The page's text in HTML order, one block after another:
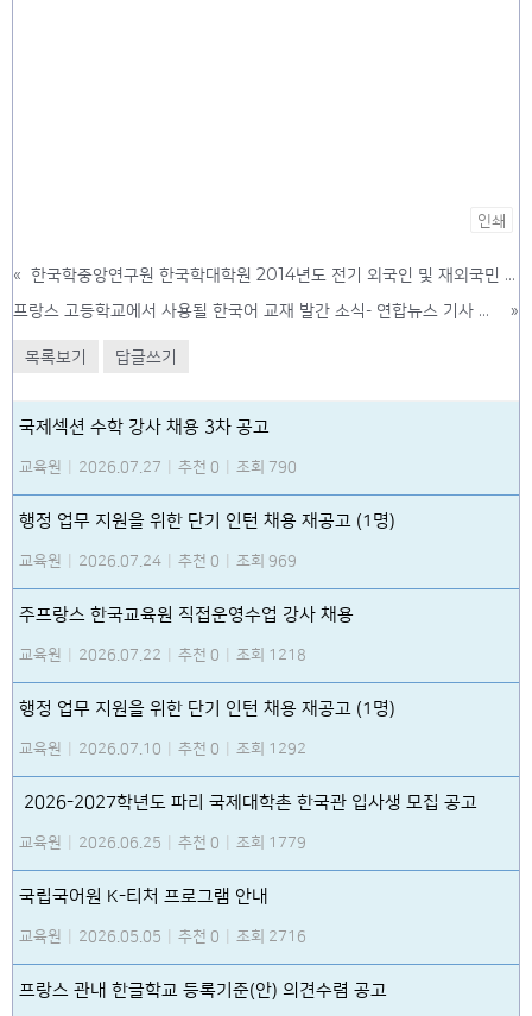
인쇄
«
한국학중앙연구원 한국학대학원 2014년도 전기 외국인 및 재외국민 신입생 모집 2013-10-19
프랑스 고등학교에서 사용될 한국어 교재 발간 소식- 연합뉴스 기사 발췌 2013-10-31
»
목록보기 답글쓰기
국제섹션 수학 강사 채용 3차 공고
교육원 2026.07.27 추천 0 조회 790
행정 업무 지원을 위한 단기 인턴 채용 재공고 (1명)
교육원 2026.07.24 추천 0 조회 969
주프랑스 한국교육원 직접운영수업 강사 채용
교육원 2026.07.22 추천 0 조회 1218
행정 업무 지원을 위한 단기 인턴 채용 재공고 (1명)
교육원 2026.07.10 추천 0 조회 1292
2026-2027학년도 파리 국제대학촌 한국관 입사생 모집 공고
교육원 2026.06.25 추천 0 조회 1779
국립국어원 K-티처 프로그램 안내
교육원 2026.05.05 추천 0 조회 2716
프랑스 관내 한글학교 등록기준(안) 의견수렴 공고